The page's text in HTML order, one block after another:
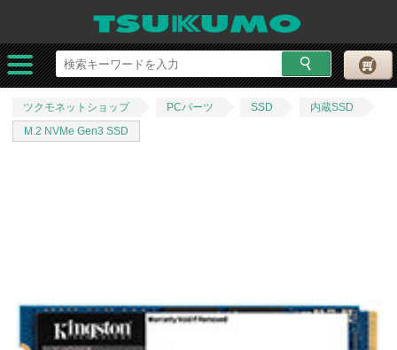
ツクモネットショップ PCパーツ SSD
内蔵SSD
M.2 NVMe Gen3 SSD